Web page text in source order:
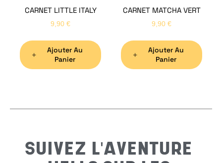
CARNET LITTLE ITALY
9,90 €
Ajouter Au
Panier
CARNET MATCHA VERT
9,90 €
Ajouter Au
Panier
SUIVEZ L'AVENTURE